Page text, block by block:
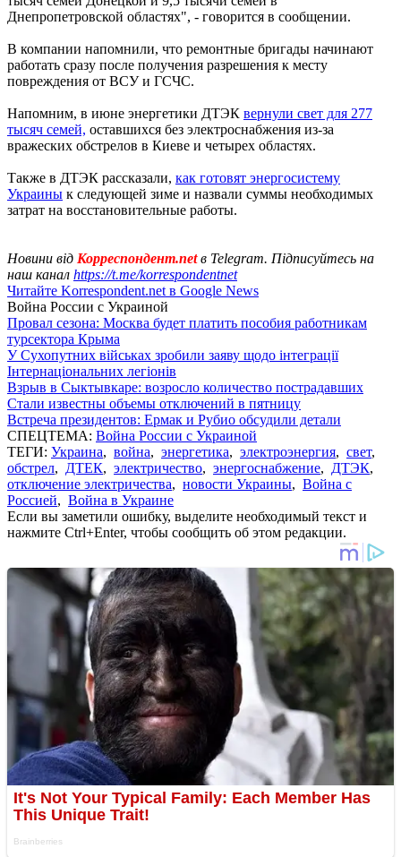
Днепропетровской областях", - говорится в сообщении.
В компании напомнили, что ремонтные бригады начинают
работать сразу после получения разрешения к месту
повреждения от ВСУ и ГСЧС.
Напомним, в июне энергетики ДТЭК вернули свет для 277
тысяч семей, оставшихся без электроснабжения из-за
вражеских обстрелов в Киеве и четырех областях.
Также в ДТЭК рассказали, как готовят энергосистему
Украины к следующей зиме и назвали суммы необходимых
затрат на восстановительные работы.
Новини від Корреспондент.netв Telegram. Підписуйтесь на
наш канал https://t.me/korrespondentnet
Читайте Korrespondent.net в Google News
Война России с Украиной
Провал сезона: Москва будет платить пособия работникам
турсектора Крыма
У Сухопутних військах зробили заяву щодо інтеграції
Інтернаціональних легіонів
Взрыв в Сыктывкаре: возросло количество пострадавших
Стали известны объемы отключений в пятницу
Встреча президентов: Ермак и Рубио обсудили детали
СПЕЦТЕМА: Война России с Украиной
ТЕГИ: Украина, война, энергетика, электроэнергия, свет,
обстрел, ДТЕК, электричество, энергоснабжение, ДТЭК,
отключение электричества, новости Украины, Война с
Россией, Война в Украине
Если вы заметили ошибку, выделите необходимый текст и
нажмите Ctrl+Enter, чтобы сообщить об этом редакции.